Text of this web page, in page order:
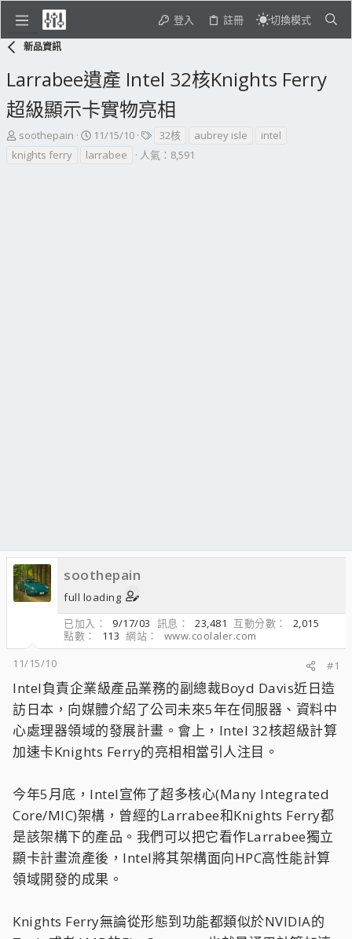
登入 註冊 切換模式
新品資訊
Larrabee遺產 Intel 32核Knights Ferry
超級顯示卡實物亮相
主
題
發
soothepain
開
11/15/10
標
籤
32核 aubrey isle
intel
knights ferry
larrabee 人氣：8,591
soothepain
full loading
已加入
9/17/03 訊息 23,481 互動分數
2,015
點數
113 網站
www.coolaler.com
11/15/10
#1
Intel負責企業級產品業務的副總裁Boyd Davis近日造
訪日本，向媒體介紹了公司未來5年在伺服器、資料中
心處理器領域的發展計畫。會上，Intel 32核超級計算
加速卡Knights Ferry的亮相相當引人注目。
今年5月底，Intel宣佈了超多核心(Many Integrated
Core/MIC)架構，曾經的Larrabee和Knights Ferry都
是該架構下的產品。我們可以把它看作Larrabee獨立
顯卡計畫流產後，Intel將其架構面向HPC高性能計算
領域開發的成果。
Knights Ferry無論從形態到功能都類似於NVIDIA的